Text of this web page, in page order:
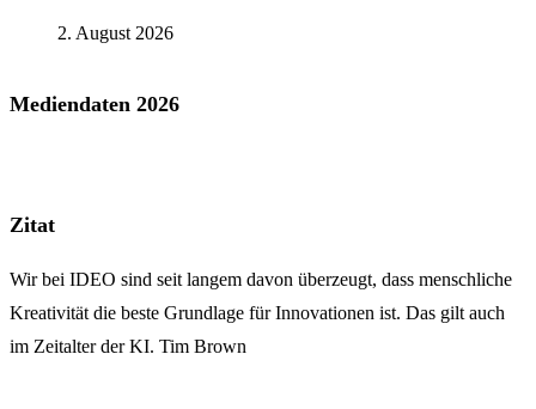
2. August 2026
Mediendaten 2026
Zitat
Wir bei IDEO sind seit langem davon überzeugt, dass menschliche
Kreativität die beste Grundlage für Innovationen ist. Das gilt auch
im Zeitalter der KI. Tim Brown